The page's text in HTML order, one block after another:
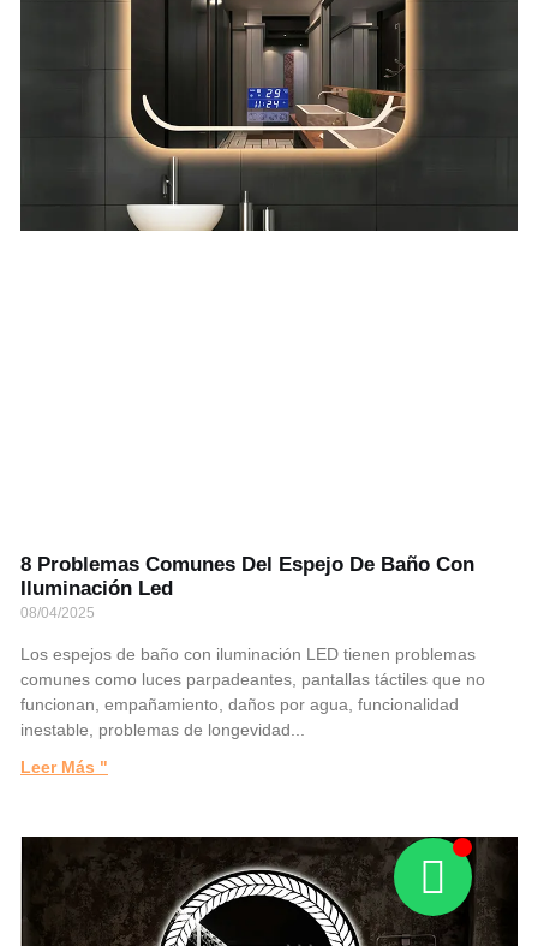
8 Problemas Comunes Del Espejo De Baño Con
Iluminación Led
08/04/2025
Los espejos de baño con iluminación LED tienen problemas
comunes como luces parpadeantes, pantallas táctiles que no
funcionan, empañamiento, daños por agua, funcionalidad
inestable, problemas de longevidad...
Leer Más "